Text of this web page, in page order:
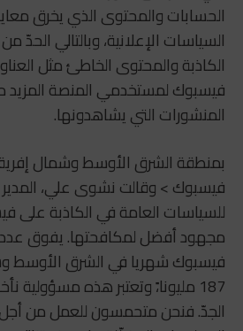
الحسابات والمحتوى الذي يخرق
السياسات الإعلانية، وبالتالي الحدّ
الكاذبة والمحتوى الخاطئ مثل
فيسبوك لمستخدمي المنصة
المنشورات التي يشاهدونها.
بمنطقة الشرق الأوسط وشمال
فيسبوك > وقالت نشوى علي، المدير
للسياسات العامة في الكاذبة على
مجهود أفضل لمكافحتها. يفوق
فيسبوك شهريا في الشرق الأوسط
187 مليونا،ً وتعتبر هذه
الجدّ. فنحن متحمسون للعمل من